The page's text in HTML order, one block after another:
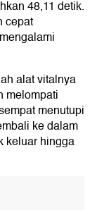
48,11 detik.
cepat
alat vitalnya
melompati
menutupi
ke dalam
keluar hingga